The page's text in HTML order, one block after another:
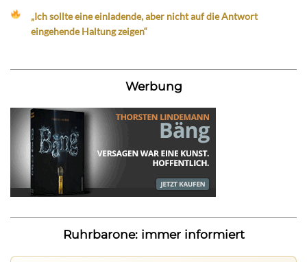
„Ich sollte eine einladende, aber nicht auf die Antwort
eingehende Haltung zeigen“
Werbung
Ruhrbarone: immer informiert